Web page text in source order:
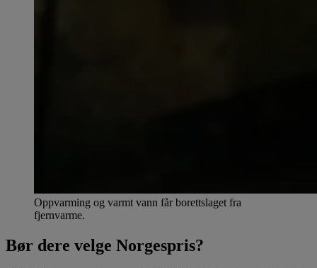
Oppvarming og varmt vann får borettslaget fra
fjernvarme.
Bør dere velge Norgespris?